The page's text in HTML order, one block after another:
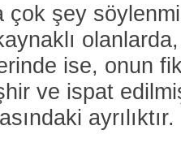
çok şey
ise, onun
ve ispat
ayrılıktır.